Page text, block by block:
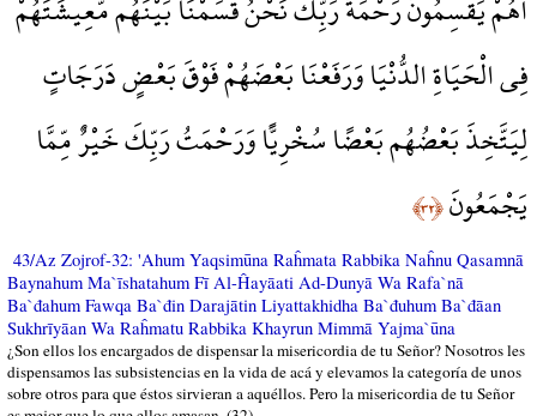
فِي الْحَيَاةِ الدُّنْيَا وَرَفَعْنَا بَعْضَهُمْ فَوْقَ بَعْضٍ دَرَجَاتٍ
لِيَتَّخِذَ بَعْضُهُم بَعْضًا سُخْرِيًّا وَرَحْمَتُ رَبِّكَ خَيْرٌ مِّمَّا
يَجْمَعُونَ﴿٣٢﴾
43/Az Zojrof-32: 'Ahum Yaqsimūna Raĥmata Rabbika Naĥnu Qasamnā
Baynahum Ma`īshatahum Fī Al-Ĥayāati Ad-Dunyā Wa Rafa`nā
Ba`đahum Fawqa Ba`đin Darajātin Liyattakhidha Ba`đuhum Ba`đāan
Sukhrīyāan Wa Raĥmatu Rabbika Khayrun Mimmā Yajma`ūna
¿Son ellos los encargados de dispensar la misericordia de tu Señor? Nosotros les
dispensamos las subsistencias en la vida de acá y elevamos la categoría de unos
sobre otros para que éstos sirvieran a aquéllos. Pero la misericordia de tu Señor